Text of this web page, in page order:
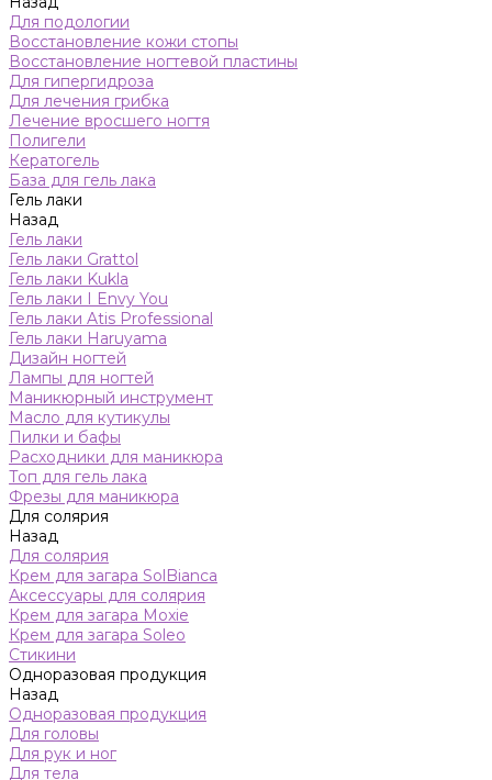
Для подологии
Восстановление кожи стопы
Восстановление ногтевой пластины
Для гипергидроза
Для лечения грибка
Лечение вросшего ногтя
Полигели
Кератогель
База для гель лака
Гель лаки
Назад
Гель лаки
Гель лаки Grattol
Гель лаки Kukla
Гель лаки I Envy You
Гель лаки Atis Professional
Гель лаки Haruyama
Дизайн ногтей
Лампы для ногтей
Маникюрный инструмент
Масло для кутикулы
Пилки и бафы
Расходники для маникюра
Топ для гель лака
Фрезы для маникюра
Для солярия
Назад
Для солярия
Крем для загара SolBianca
Аксессуары для солярия
Крем для загара Moxie
Крем для загара Soleo
Стикини
Одноразовая продукция
Назад
Одноразовая продукция
Для головы
Для рук и ног
Для тела